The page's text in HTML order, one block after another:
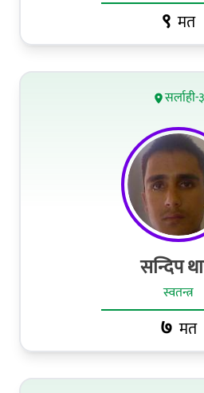
९ मत
सर्लाही-३
सन्दिप
स्वतन्त्र
७ मत